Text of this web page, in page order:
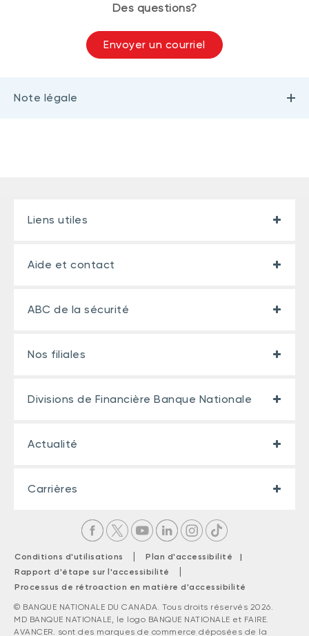
Des questions?
Envoyer un courriel
Note légale
Liens utiles
Aide et contact
ABC de la sécurité
Nos filiales
Divisions de Financière Banque Nationale
Actualité
Carrières
Conditions d'utilisations |
Plan d'accessibilité |
Rapport d'étape sur l'accessibilité
|
Processus de rétroaction en matière d'accessibilité
© BANQUE NATIONALE DU CANADA. Tous droits réservés 2026.
MD BANQUE NATIONALE, le logo BANQUE NATIONALE et FAIRE.
AVANCER. sont des marques de commerce déposées de la